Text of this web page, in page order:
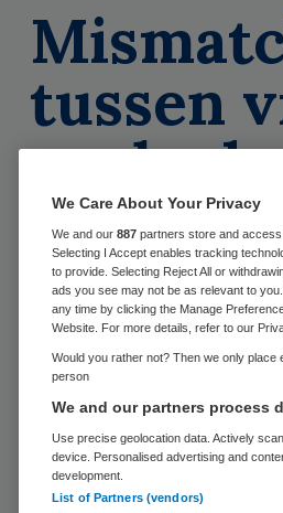
tussen
aanbod
zorg
Skipr Redactie
We Care About Your Privacy
We and our 887 partners store and access
Selecting I Accept enables tracking
to provide. Selecting Reject All or
ads you see may not be as relevant to
any time by clicking the Manage
Website. For more details, refer to our
Would you rather not? Then we only
person
We and our partners process
Use precise geolocation data. Actively
device. Personalised advertising and
development.
List of Partners (vendors)